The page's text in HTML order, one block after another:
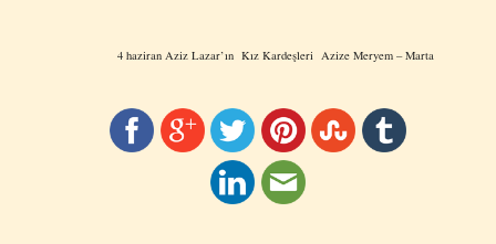
4 haziran Aziz Lazar’ın Kız Kardeşleri Azize Meryem – Marta